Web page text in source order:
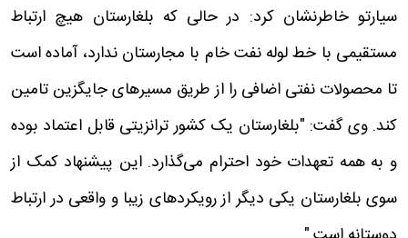
سیارتو خاطرنشان کرد: در حالی که بلغارستان هیچ ارتباط
مستقیمی با خط لوله نفت خام با مجارستان ندارد، آماده است
تا محصولات نفتی اضافی را از طریق مسیرهای جایگزین تامین
کند. وی گفت: "بلغارستان یک کشور ترانزیتی قابل اعتماد بوده
و به همه تعهدات خود احترام می‌گذارد. این پیشنهاد کمک از
سوی بلغارستان یکی دیگر از رویکردهای زیبا و واقعی در ارتباط